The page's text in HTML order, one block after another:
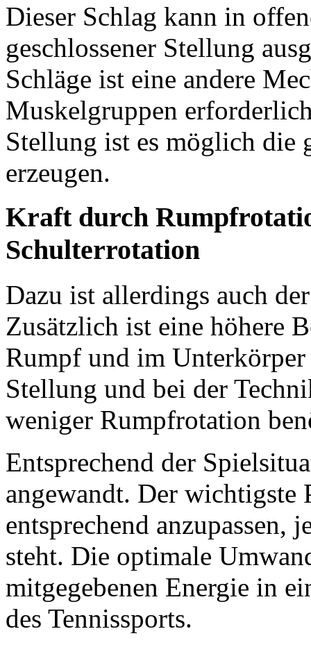
Dieser Schlag kann in
geschlossener Stellung
Schläge ist eine andere
Muskelgruppen
Stellung ist es möglich die
erzeugen.
Kraft durch
Schulterrotation
Dazu ist allerdings auch
Zusätzlich ist eine höhere
Rumpf und im
Stellung und bei der
weniger Rumpfrotation
Entsprechend der
angewandt. Der
entsprechend anzupassen,
steht. Die optimale
mitgegebenen Energie in
des Tennissports.